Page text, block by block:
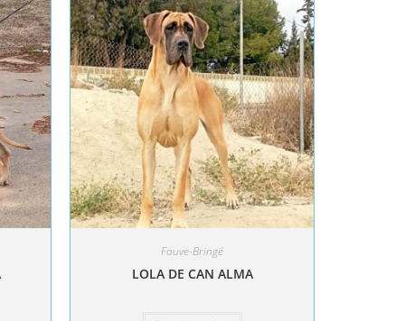
Fauve-Bringé
LOLA DE CAN ALMA